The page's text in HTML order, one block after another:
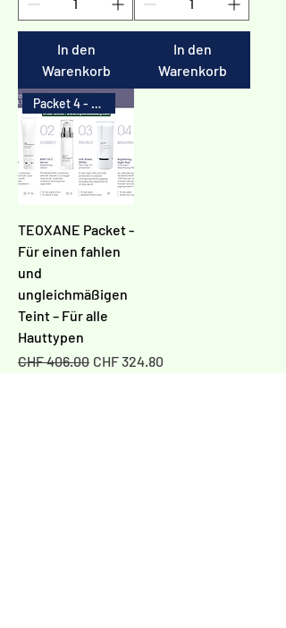
In den
Warenkorb
In den
Warenkorb
Packet 4 - 20%
TEOXANE Packet -
Für einen fahlen
und
ungleichmäßigen
Teint – Für alle
Hauttypen
Standardpreis
CHF 406.00 Sale-Preis
CHF 324.80